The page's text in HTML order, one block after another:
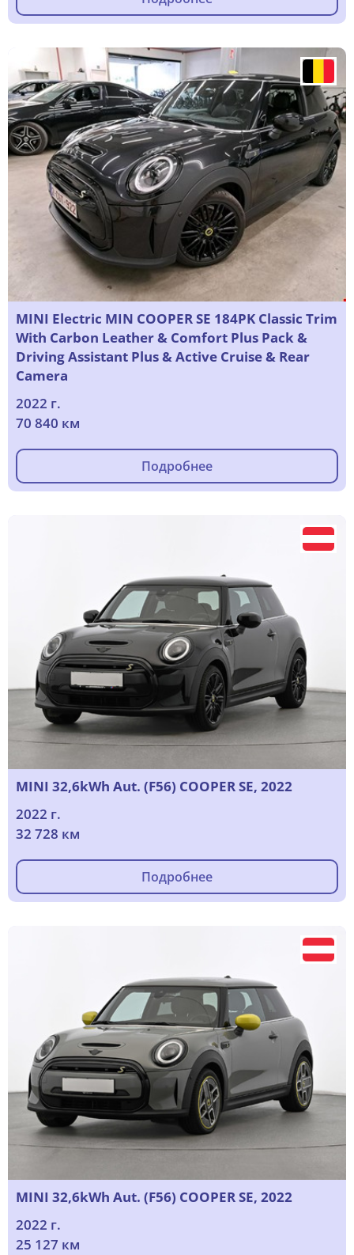
MINI Electric MIN COOPER SE 184PK Classic Trim
With Carbon Leather & Comfort Plus Pack &
Driving Assistant Plus & Active Cruise & Rear
Camera
2022 г.
70 840 км
Подробнее
MINI 32,6kWh Aut. (F56) COOPER SE, 2022
2022 г.
32 728 км
Подробнее
MINI 32,6kWh Aut. (F56) COOPER SE, 2022
2022 г.
25 127 км